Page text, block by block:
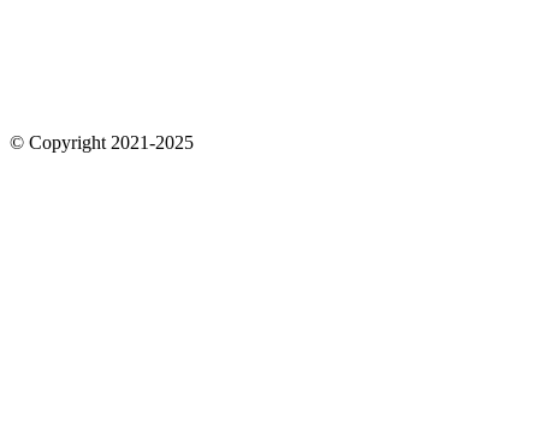
© Copyright 2021-2025